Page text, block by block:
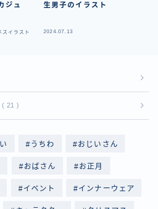
ジュ
スイラスト
生男子のイラスト
2024.07.13
21
うちわ おじいさん
おばさん お正月
イベント インナーウェア